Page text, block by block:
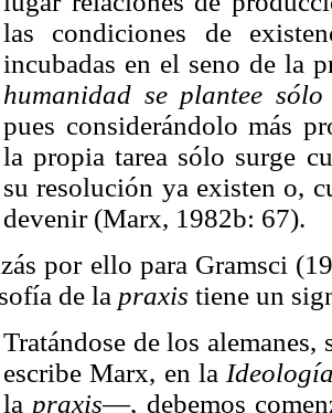
las condiciones de
incubadas en el seno de la
humanidad se plantee
pues considerándolo más
la propia tarea sólo surge
su resolución ya existen o,
devenir (Marx, 1982b: 67).
por ello para Gramsci
de la praxis tiene un
Tratándose de los
escribe Marx, en la
la praxis—, debemos